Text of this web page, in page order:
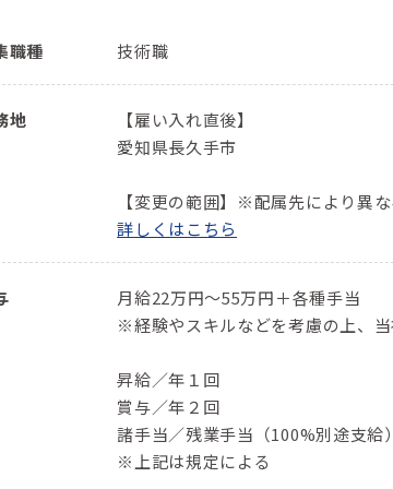
職種 技術職
地
【雇い入れ直後】
愛知県長久手市
【変更の範囲】※配属先により異な
詳しくはこちら
月給22万円～55万円＋各種手当
※経験やスキルなどを考慮の上、
昇給／年１回
賞与／年２回
諸手当／残業手当（100%別途支
※上記は規定による